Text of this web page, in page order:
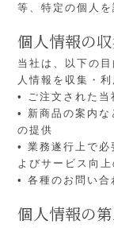
等、特定の個人
個人情報の
当社は、以下の
人情報を収集・
• ご注文された当
• 新商品の案内な
の提供
• 業務遂行上で必
よびサービス向
• 各種のお問い合
個人情報の